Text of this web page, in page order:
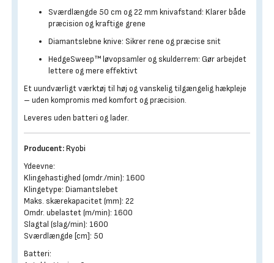
Sværdlængde 50 cm og 22 mm knivafstand: Klarer både
præcision og kraftige grene
Diamantslebne knive: Sikrer rene og præcise snit
HedgeSweep™ løvopsamler og skulderrem: Gør arbejdet
lettere og mere effektivt
Et uundværligt værktøj til høj og vanskelig tilgængelig hækpleje
– uden kompromis med komfort og præcision.
Leveres uden batteri og lader.
Producent:Ryobi
Ydeevne:
Klingehastighed (omdr./min): 1600
Klingetype: Diamantslebet
Maks. skærekapacitet (mm): 22
Omdr. ubelastet (m/min): 1600
Slagtal (slag/min): 1600
Sværdlængde [cm]: 50
Batteri: